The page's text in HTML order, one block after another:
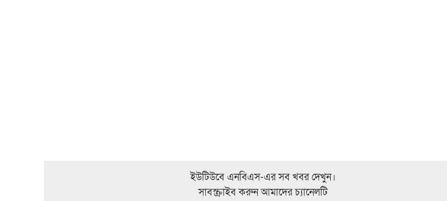
ইউটিউবে এনবিএস-এর সব খবর দেখুন।
সাবস্ক্রাইব করুন আমাদের চ্যানেলটি